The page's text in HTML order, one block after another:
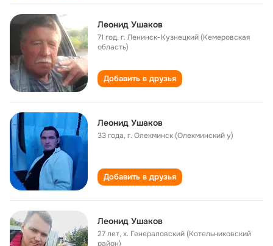
Леонид Ушаков
71 год,г. Ленинск-Кузнецкий (Кемеровская
область)
Добавить в друзья
Леонид Ушаков
33 года,г. Олекминск (Олекминский у)
Добавить в друзья
Леонид Ушаков
27 лет,х. Генераловский (Котельниковский
район)